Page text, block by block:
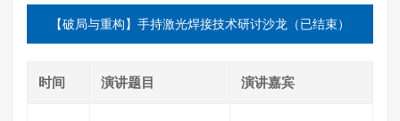
【破局与重构】手持激光焊接技术研讨沙龙（已结束）
时间 演讲题目 演讲嘉宾